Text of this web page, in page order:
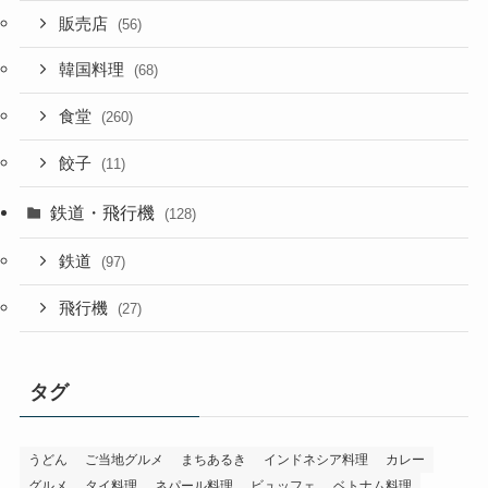
販売店 (56)
韓国料理 (68)
食堂 (260)
餃子 (11)
鉄道・飛行機 (128)
鉄道 (97)
飛行機 (27)
タグ
うどん ご当地グルメ まちあるき インドネシア料理
カレー